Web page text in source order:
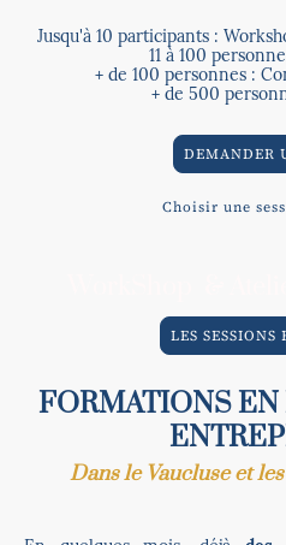
Jusqu'à 10 participants :
11 à 100
+ de 100 personnes :
+ de 500
DEMANDER
Choisir une
LES SESSIONS
FORMATIONS
Dans le Vaucluse et